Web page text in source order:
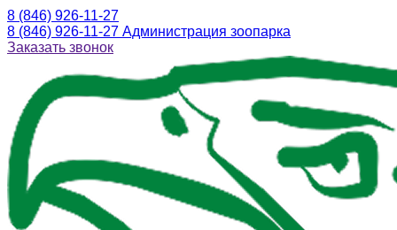
8 (846) 926-11-27
8 (846) 926-11-27 Администрация зоопарка
Заказать звонок